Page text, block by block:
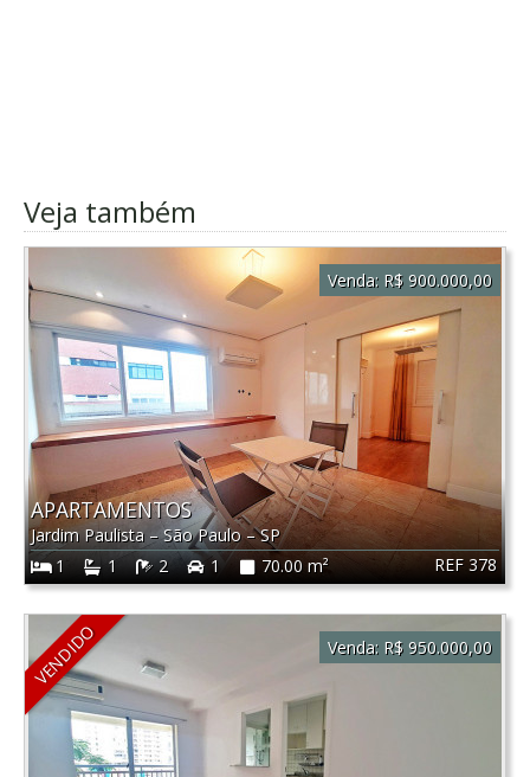
Veja também
REF 378
APARTAMENTOS
Jardim Paulista –São Paulo–SP
1
1 2 1 70.00 m²
Venda: R$ 900.000,00
VENDIDO Venda: R$ 950.000,00